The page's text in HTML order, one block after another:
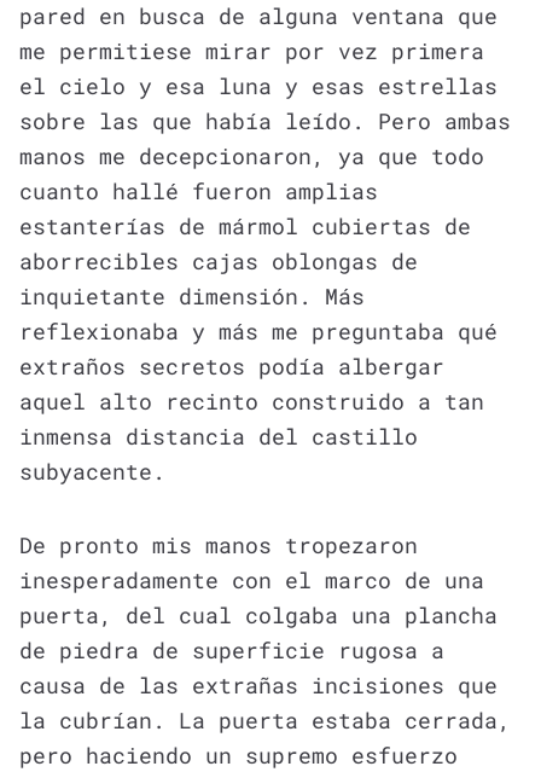
pared en busca de alguna ventana que
me permitiese mirar por vez primera
el cielo y esa luna y esas estrellas
sobre las que había leído. Pero ambas
manos me decepcionaron, ya que todo
cuanto hallé fueron amplias
estanterías de mármol cubiertas de
aborrecibles cajas oblongas de
inquietante dimensión. Más
reflexionaba y más me preguntaba qué
extraños secretos podía albergar
aquel alto recinto construido a tan
inmensa distancia del castillo
subyacente.
De pronto mis manos tropezaron
inesperadamente con el marco de una
puerta, del cual colgaba una plancha
de piedra de superficie rugosa a
causa de las extrañas incisiones que
la cubrían. La puerta estaba cerrada,
pero haciendo un supremo esfuerzo